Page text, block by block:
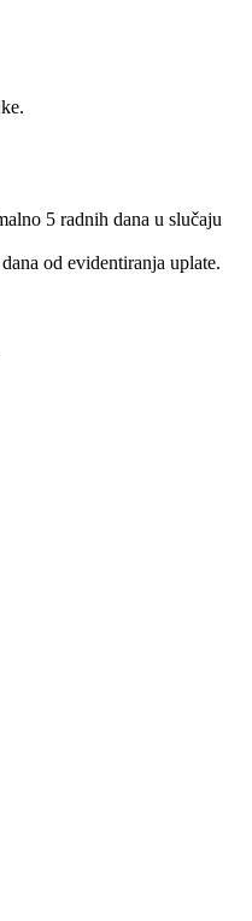
5 radnih dana u slučaju
od evidentiranja uplate.